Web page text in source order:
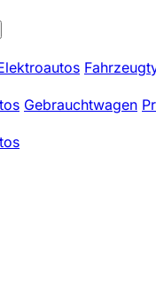
Gebrauchtwagen